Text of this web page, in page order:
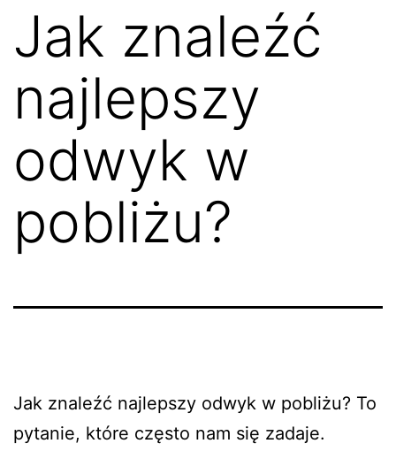
Jak znaleźć
najlepszy
odwyk w
pobliżu?
Jak znaleźć najlepszy odwyk w pobliżu? To
pytanie, które często nam się zadaje.